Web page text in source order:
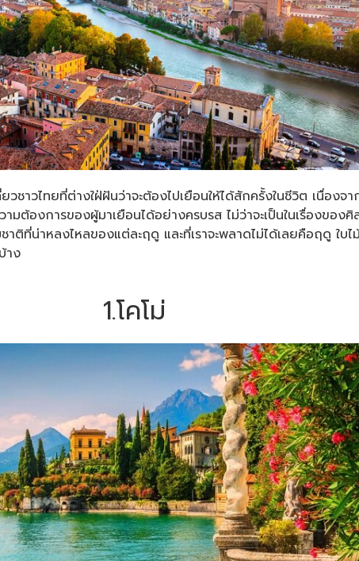
าวไทยที่ต่างใฝ่ฝันว่าจะต้องไปเยือนให้ได้สักครั้งในชีวิต เนื่อง
มต้องการของผู้มาเยือนได้อย่างครบรส ไม่ว่าจะเป็นในเรื่องขอ
ที่น่าหลงไหลของแต่ละฤดู และที่เราจะพลาดไม่ได้เลยคือฤดู ใบ
าง
1.โคโม่